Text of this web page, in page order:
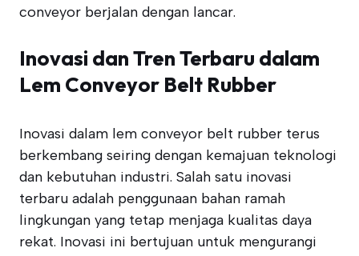
conveyor berjalan dengan lancar.
Inovasi dan Tren Terbaru dalam
Lem Conveyor Belt Rubber
Inovasi dalam lem conveyor belt rubber terus
berkembang seiring dengan kemajuan teknologi
dan kebutuhan industri. Salah satu inovasi
terbaru adalah penggunaan bahan ramah
lingkungan yang tetap menjaga kualitas daya
rekat. Inovasi ini bertujuan untuk mengurangi